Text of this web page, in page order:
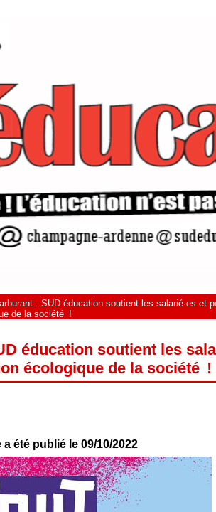
: SUD éducation soutient les salarié·es et
de la société !
éducation soutient les
écologique de la société !
été publié le 09/10/2022